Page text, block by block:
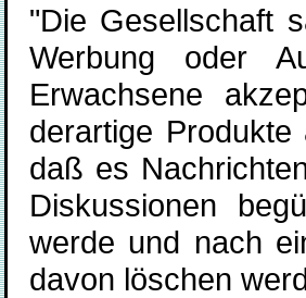
"Die Gesellschaft
Werbung oder
Erwachsene
derartige
daß es
Diskussionen
werde und nach
davon löschen